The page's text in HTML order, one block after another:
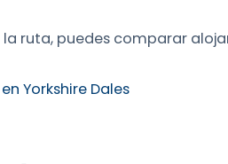
ruta, puedes comparar
Yorkshire Dales